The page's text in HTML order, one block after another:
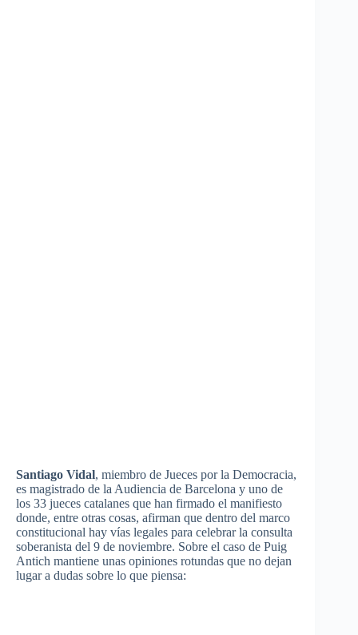
Santiago Vidal, miembro de Jueces porla Democracia,
es magistrado de la Audiencia de Barcelona y uno de
los 33 jueces catalanes que han firmado el manifiesto
donde, entre otras cosas, afirman que dentro del marco
constitucional hay vías legales para celebrarla consulta
soberanista del 9 de noviembre. Sobre el caso de Puig
Antich mantiene unas opiniones rotundas que no dejan
lugara dudas sobre lo que piensa: